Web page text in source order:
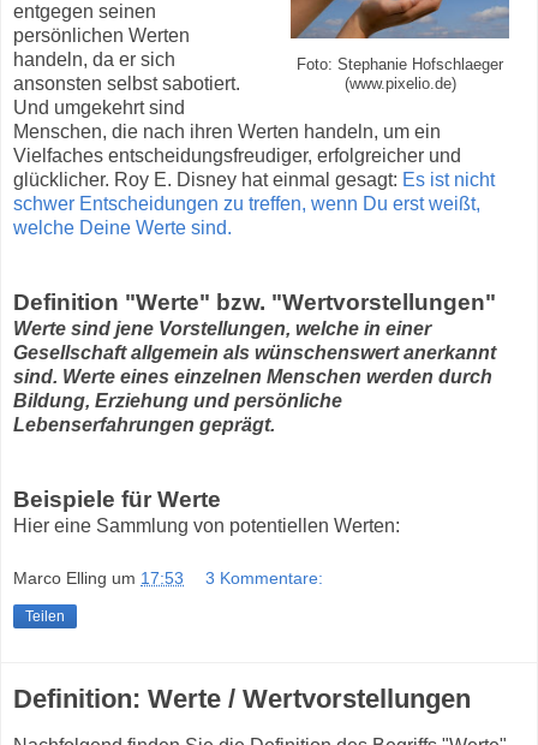
Foto: Stephanie Hofschlaeger
(www.pixelio.de)
entgegen seinen
persönlichen Werten
handeln, da er sich
ansonsten selbst sabotiert.
Und umgekehrt sind
Menschen, die nach ihren Werten handeln, um ein
Vielfaches entscheidungsfreudiger, erfolgreicher und
glücklicher. Roy E. Disney hat einmal gesagt: Es ist nicht
schwer Entscheidungen zu treffen, wenn Du erst weißt,
welche Deine Werte sind.
Definition "Werte" bzw. "Wertvorstellungen"
Werte sind jene Vorstellungen, welche in einer
Gesellschaft allgemein als wünschenswert anerkannt
sind. Werte eines einzelnen Menschen werden durch
Bildung, Erziehung und persönliche
Lebenserfahrungen geprägt.
Beispiele für Werte
Hier eine Sammlung von potentiellen Werten:
Marco Elling um 17:53 3 Kommentare:
Teilen
Definition: Werte / Wertvorstellungen